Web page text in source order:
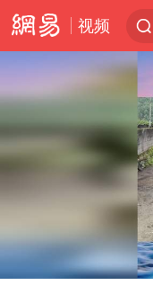
视频
Play
00:00